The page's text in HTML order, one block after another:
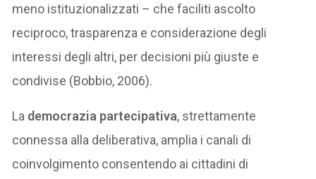
meno istituzionalizzati – che faciliti ascolto
reciproco, trasparenza e considerazione degli
interessi degli altri, per decisioni più giuste e
condivise (Bobbio, 2006).
La democrazia partecipativa, strettamente
connessa alla deliberativa, amplia i canali di
coinvolgimento consentendo ai cittadini di